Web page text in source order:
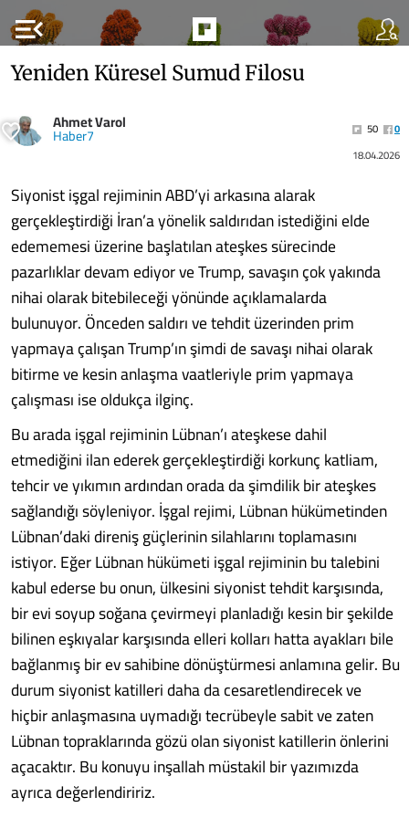
menu_open
Yeniden Küresel Sumud Filosu
Ahmet Varol
Haber7 50
0
18.04.2026
Siyonist işgal rejiminin ABD’yi arkasına alarak
gerçekleştirdiği İran’a yönelik saldırıdan istediğini elde
edememesi üzerine başlatılan ateşkes sürecinde
pazarlıklar devam ediyor ve Trump, savaşın çok yakında
nihai olarak bitebileceği yönünde açıklamalarda
bulunuyor. Önceden saldırı ve tehdit üzerinden prim
yapmaya çalışan Trump’ın şimdi de savaşı nihai olarak
bitirme ve kesin anlaşma vaatleriyle prim yapmaya
çalışması ise oldukça ilginç.
Bu arada işgal rejiminin Lübnan’ı ateşkese dahil
etmediğini ilan ederek gerçekleştirdiği korkunç katliam,
tehcir ve yıkımın ardından orada da şimdilik bir ateşkes
sağlandığı söyleniyor. İşgal rejimi, Lübnan hükümetinden
Lübnan’daki direniş güçlerinin silahlarını toplamasını
istiyor. Eğer Lübnan hükümeti işgal rejiminin bu talebini
kabul ederse bu onun, ülkesini siyonist tehdit karşısında,
bir evi soyup soğana çevirmeyi planladığı kesin bir şekilde
bilinen eşkıyalar karşısında elleri kolları hatta ayakları bile
bağlanmış bir ev sahibine dönüştürmesi anlamına gelir. Bu
durum siyonist katilleri daha da cesaretlendirecek ve
hiçbir anlaşmasına uymadığı tecrübeyle sabit ve zaten
Lübnan topraklarında gözü olan siyonist katillerin önlerini
açacaktır. Bu konuyu inşallah müstakil bir yazımızda
ayrıca değerlendiririz.